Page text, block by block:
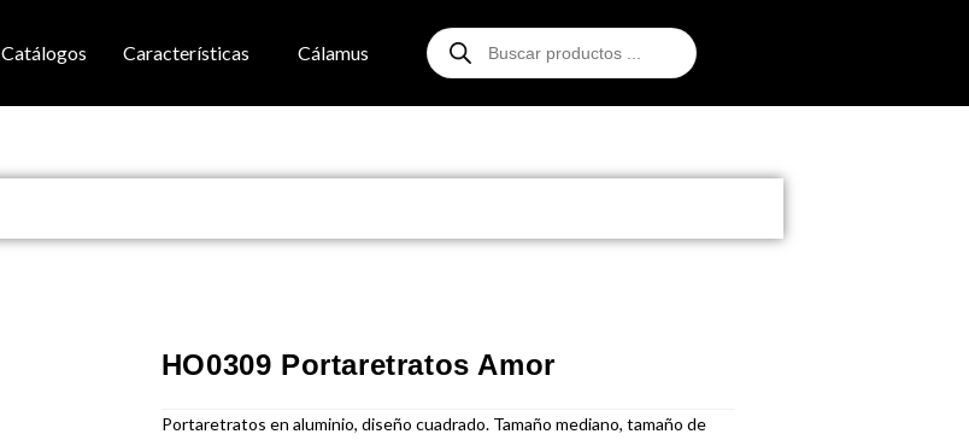
Catálogos Características Cálamus
HO0309 Portaretratos Amor
Portaretratos en aluminio, diseño cuadrado. Tamaño mediano, tamaño de